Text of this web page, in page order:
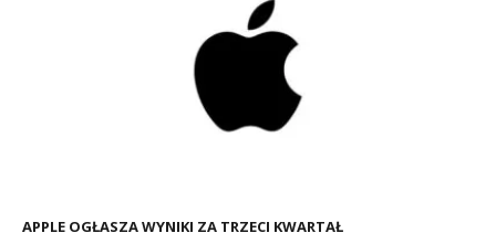
APPLE OGŁASZA WYNIKI ZA TRZECI KWARTAŁ